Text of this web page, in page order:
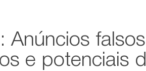
Anúncios
e potenciais